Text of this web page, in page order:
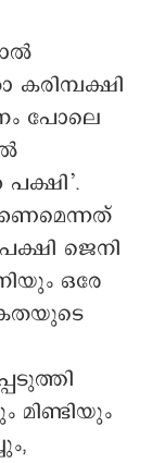
കരിമ്പക്ഷി
പോലെ
ജെനി
ഒരേ
മിണ്ടിയും